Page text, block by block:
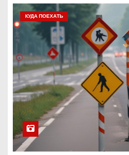
КУДА ПОЕХАТЬ